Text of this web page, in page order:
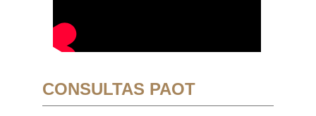
CONSULTAS PAOT